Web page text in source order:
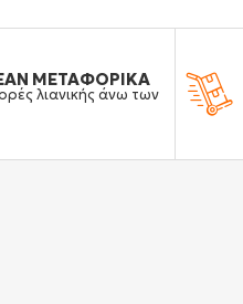
ΜΕΤΑΦΟΡΙΚΑ
λιανικής άνω των